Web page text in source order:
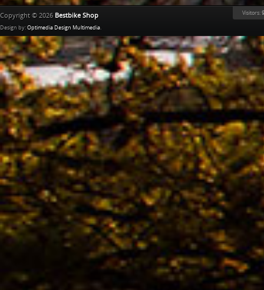
02.11. -
08.04. -
02.04. -
02.04. -
Copyright © 2026 Bestbike Shop
Design by: Optimedia Design Multimedia.
Visitors: